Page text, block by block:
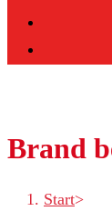
Brand
Start>